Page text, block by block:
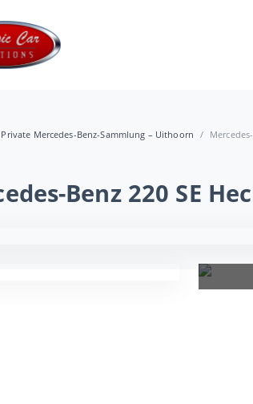
Private Mercedes-Benz-Sammlung – Uithoorn
Benz 220 SE